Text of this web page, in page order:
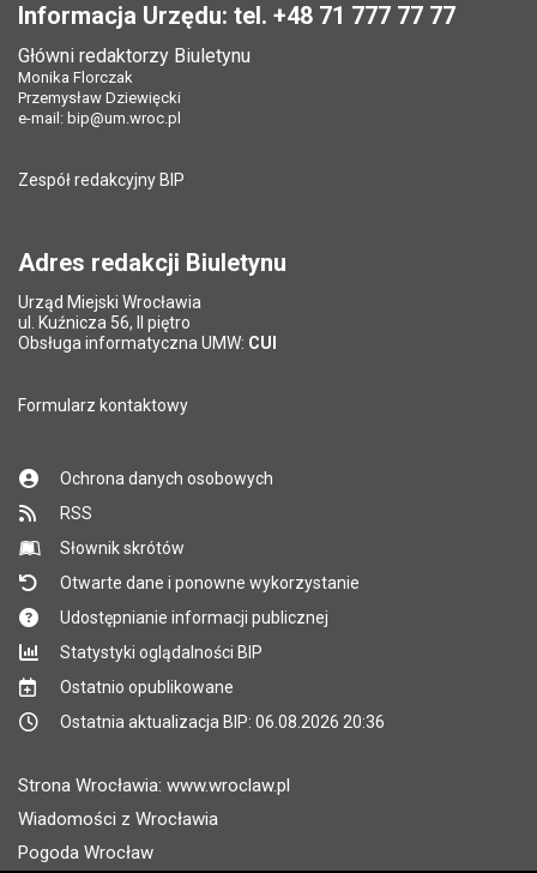
Informacja Urzędu: tel. +48 71 777 77 77
Główni redaktorzy Biuletynu
Monika Florczak
Przemysław Dziewięcki
e-mail: bip@um.wroc.pl
Zespół redakcyjny BIP
Adres redakcji Biuletynu
Urząd Miejski Wrocławia
ul. Kuźnicza 56, II piętro
Obsługa informatyczna UMW: CUI
Formularz kontaktowy
Ochrona danych osobowych
RSS
Słownik skrótów
Otwarte dane i ponowne wykorzystanie
Udostępnianie informacji publicznej
Statystyki oglądalności BIP
Ostatnio opublikowane
Ostatnia aktualizacja BIP: 06.08.2026 20:36
Strona Wrocławia: www.wroclaw.pl
Wiadomości z Wrocławia
Pogoda Wrocław